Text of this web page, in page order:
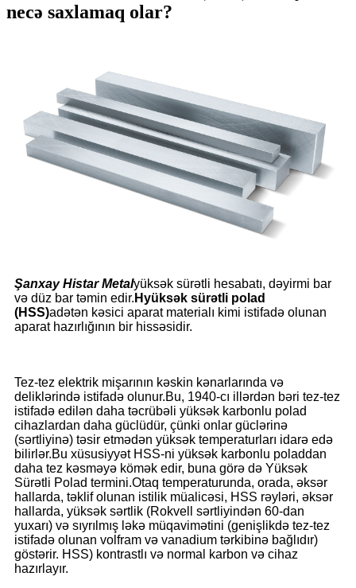
necə saxlamaq olar?
Şanxay Histar Metalyüksək sürətli hesabatı, dəyirmi bar
və düz bar təmin edir. Hyüksək sürətli polad
(HSS)adətən kəsici aparat materialı kimi istifadə olunan
aparat hazırlığının bir hissəsidir.
Tez-tez elektrik mişarının kəskin kənarlarında və
deliklərində istifadə olunur.Bu, 1940-cı illərdən bəri tez-tez
istifadə edilən daha təcrübəli yüksək karbonlu polad
cihazlardan daha güclüdür, çünki onlar güclərinə
(sərtliyinə) təsir etmədən yüksək temperaturları idarə edə
bilirlər.Bu xüsusiyyət HSS-ni yüksək karbonlu poladdan
daha tez kəsməyə kömək edir, buna görə də Yüksək
Sürətli Polad termini.Otaq temperaturunda, orada, əksər
hallarda, təklif olunan istilik müalicəsi, HSS rəyləri, əksər
hallarda, yüksək sərtlik (Rokvell sərtliyindən 60-dan
yuxarı) və sıyrılmış ləkə müqavimətini (genişlikdə tez-tez
istifadə olunan volfram və vanadium tərkibinə bağlıdır)
göstərir. HSS) kontrastlı və normal karbon və cihaz
hazırlayır.